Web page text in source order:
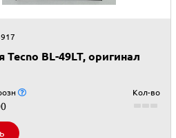
BL-49LT, оригинал
Кол-во